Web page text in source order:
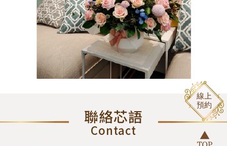
聯絡芯語
Contact